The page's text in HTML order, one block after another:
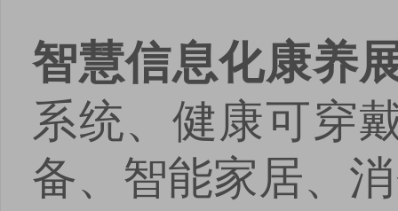
智慧信息化康养
系统、健康可穿
备、智能家居、